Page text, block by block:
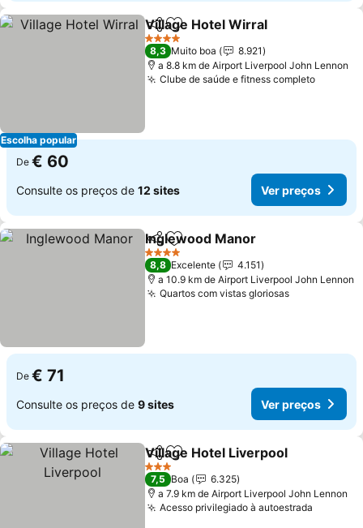
Escolha popular
PartilharAdicionar aos favoritos
Village Hotel Wirral
4 Estrelas
8,3 Muito boa
8.921
a 8.8 km de Airport Liverpool John Lennon
Clube de saúde e fitness completo
De € 60
Consulte os preços de 12 sites Ver preços
PartilharAdicionar aos favoritos
Inglewood Manor
4 Estrelas
8,8 Excelente
4.151
a 10.9 km de Airport Liverpool John Lennon
Quartos com vistas gloriosas
De € 71
Consulte os preços de 9 sites Ver preços
PartilharAdicionar aos favoritos
Village Hotel Liverpool
3 Estrelas
7,5 Boa
6.325
a 7.9 km de Airport Liverpool John Lennon
Acesso privilegiado à autoestrada